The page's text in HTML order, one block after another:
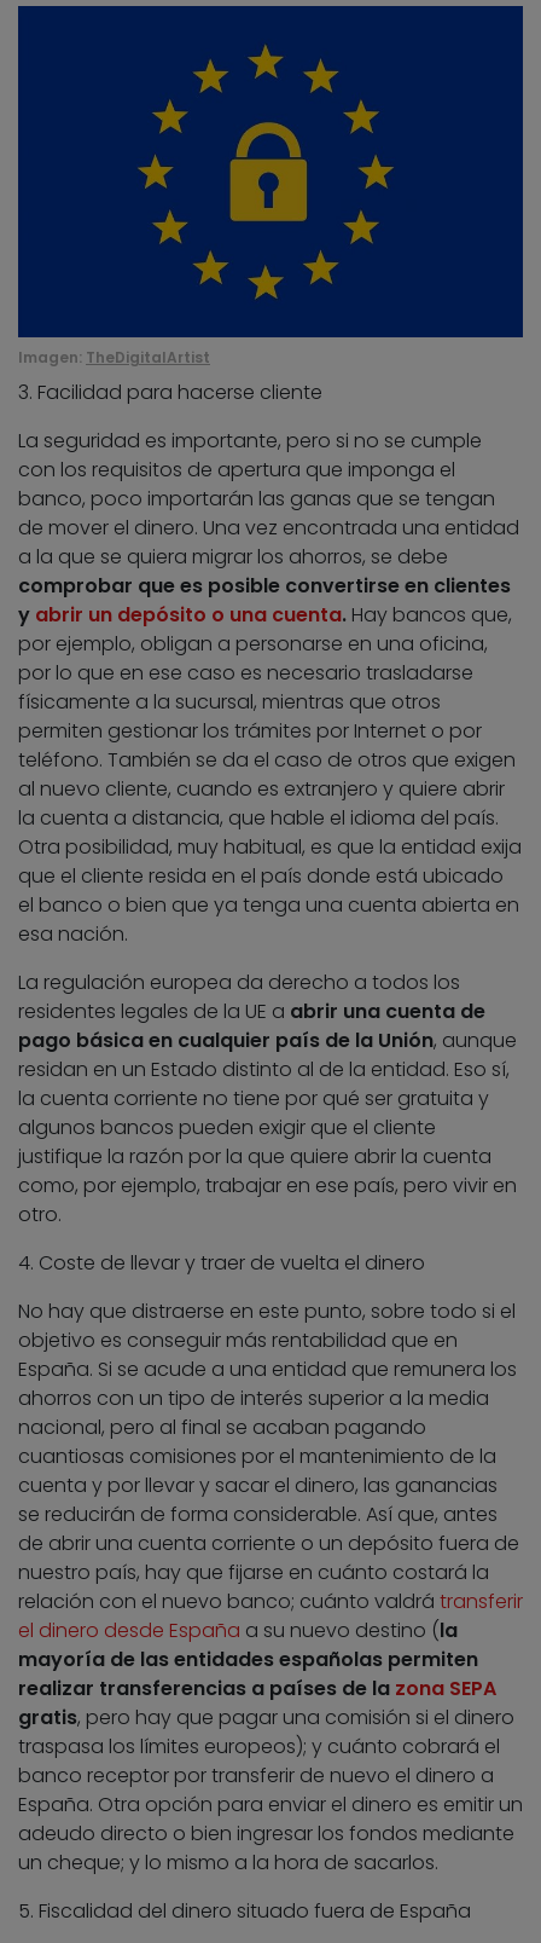
Imagen: TheDigitalArtist
3. Facilidad para hacerse cliente
La seguridad es importante, pero si no se cumple
con los requisitos de apertura que imponga el
banco, poco importarán las ganas que se tengan
de mover el dinero. Una vez encontrada una entidad
a la que se quiera migrar los ahorros, se debe
comprobar que es posible convertirse en clientes
y abrir un depósito o una cuenta. Hay bancos que,
por ejemplo, obligan a personarse en una oficina,
por lo que en ese caso es necesario trasladarse
físicamente a la sucursal, mientras que otros
permiten gestionar los trámites por Internet o por
teléfono. También se da el caso de otros que exigen
al nuevo cliente, cuando es extranjero y quiere abrir
la cuenta a distancia, que hable el idioma del país.
Otra posibilidad, muy habitual, es que la entidad exija
que el cliente resida en el país donde está ubicado
el banco o bien que ya tenga una cuenta abierta en
esa nación.
La regulación europea da derecho a todos los
residentes legales de la UE a abrir una cuenta de
pago básica en cualquier país de la Unión, aunque
residan en un Estado distinto al de la entidad. Eso sí,
la cuenta corriente no tiene por qué ser gratuita y
algunos bancos pueden exigir que el cliente
justifique la razón por la que quiere abrir la cuenta
como, por ejemplo, trabajar en ese país, pero vivir en
otro.
4. Coste de llevar y traer de vuelta el dinero
No hay que distraerse en este punto, sobre todo si el
objetivo es conseguir más rentabilidad que en
España. Si se acude a una entidad que remunera los
ahorros con un tipo de interés superior a la media
nacional, pero al final se acaban pagando
cuantiosas comisiones por el mantenimiento de la
cuenta y por llevar y sacar el dinero, las ganancias
se reducirán de forma considerable. Así que, antes
de abrir una cuenta corriente o un depósito fuera de
nuestro país, hay que fijarse en cuánto costará la
relación con el nuevo banco; cuánto valdrá transferir
el dinero desde España a su nuevo destino (la
mayoría de las entidades españolas permiten
realizar transferencias a países de la zona SEPA
gratis, pero hay que pagar una comisión si el dinero
traspasa los límites europeos); y cuánto cobrará el
banco receptor por transferir de nuevo el dinero a
España. Otra opción para enviar el dinero es emitir un
adeudo directo o bien ingresar los fondos mediante
un cheque; y lo mismo a la hora de sacarlos.
5. Fiscalidad del dinero situado fuera de España